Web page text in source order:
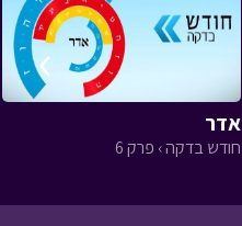
אדר
חודש בדקה › פרק 6
›